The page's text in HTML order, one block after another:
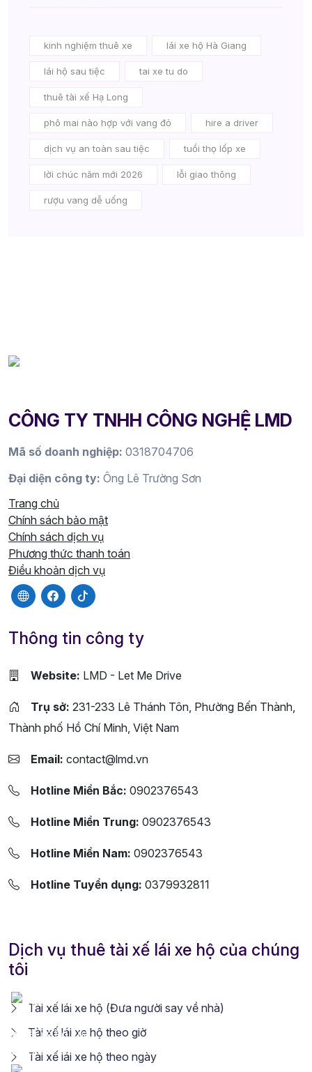
kinh nghiệm thuê xe lái xe hộ Hà Giang
lái hộ sau tiệc tai xe tu do
thuê tài xế Hạ Long
phô mai nào hợp với vang đỏ hire a driver
dịch vụ an toàn sau tiệc tuổi thọ lốp xe
lời chúc năm mới 2026 lỗi giao thông
rượu vang dễ uống
CÔNG TY TNHH CÔNG NGHỆ LMD
Mã số doanh nghiệp: 0318704706
Đại diện công ty: Ông Lê Trường Sơn
Trang chủ
Chính sách bảo mật
Chính sách dịch vụ
Phương thức thanh toán
Điều khoản dịch vụ
Thông tin công ty
Website: LMD - Let Me Drive
Trụ sở: 231-233 Lê Thánh Tôn, Phường Bến Thành,
Thành phố Hồ Chí Minh, Việt Nam
Email: contact@lmd.vn
Hotline Miền Bắc: 0902376543
Hotline Miền Trung: 0902376543
Hotline Miền Nam: 0902376543
Hotline Tuyển dụng: 0379932811
Dịch vụ thuê tài xế lái xe hộ của chúng
tôi
Tài xế lái xe hộ (Đưa người say về nhà)
Tài xế lái xe hộ theo giờ
Tài xế lái xe hộ theo ngày